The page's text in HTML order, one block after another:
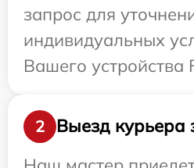
запрос для
индивидуальных
Вашего устройства
2
Выезд курьера